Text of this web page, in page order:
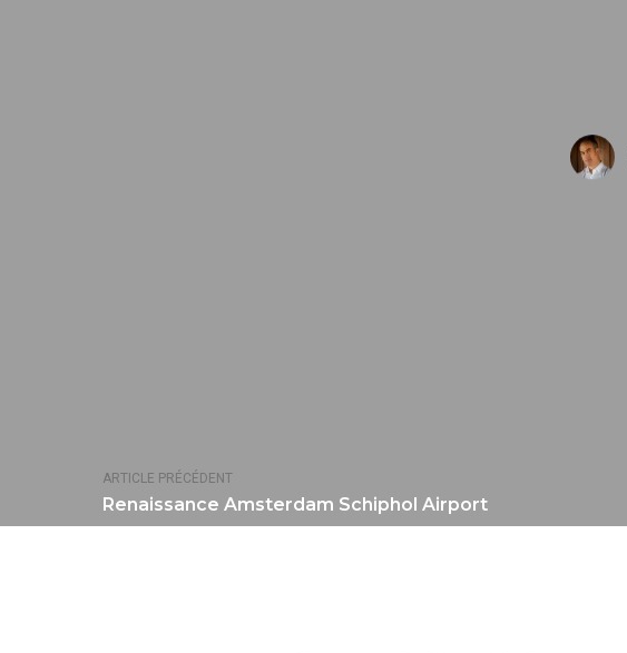
ARTICLE PRÉCÉDENT
Renaissance Amsterdam Schiphol Airport